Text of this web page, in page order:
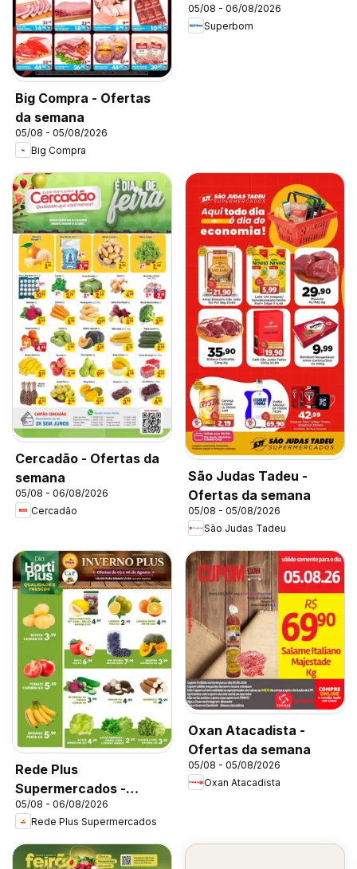
Big Compra - Ofertas
da semana
05/08 - 05/08/2026
Big Compra
05/08 - 06/08/2026
Superbom
Cercadão - Ofertas da
semana
05/08 - 06/08/2026
Cercadão
São Judas Tadeu -
Ofertas da semana
05/08 - 05/08/2026
São Judas Tadeu
Rede Plus
Supermercados -
Ofertas da semana
05/08 - 06/08/2026
Rede Plus Supermercados
Oxan Atacadista -
Ofertas da semana
05/08 - 05/08/2026
Oxan Atacadista